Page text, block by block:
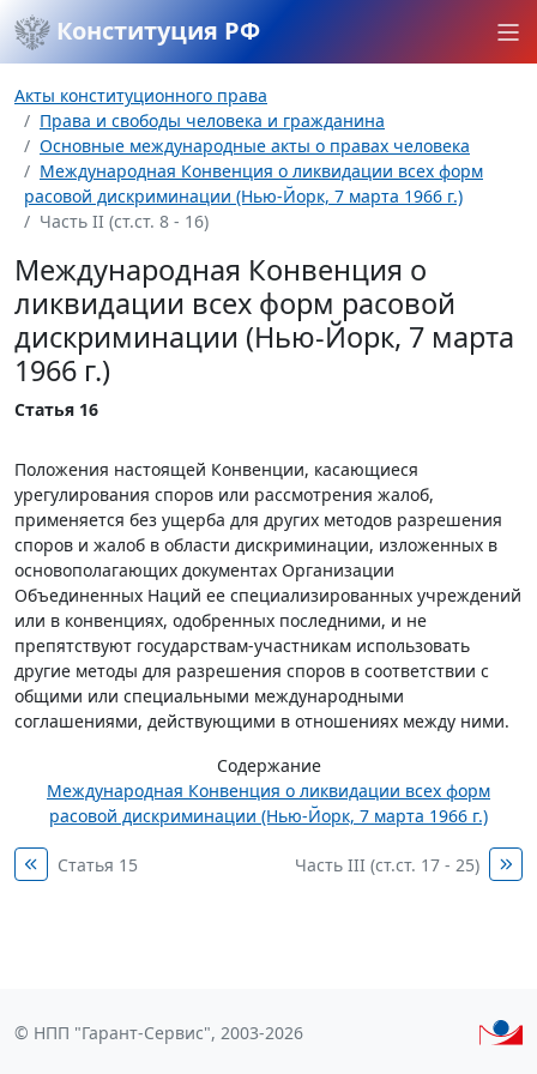
Конституция РФ
Акты конституционного права
Права и свободы человека и гражданина
Основные международные акты о правах человека
Международная Конвенция о ликвидации всех форм
расовой дискриминации (Нью-Йорк, 7 марта 1966 г.)
Часть II (ст.ст. 8 - 16)
Международная Конвенция о
ликвидации всех форм расовой
дискриминации (Нью-Йорк, 7 марта
1966 г.)
Статья 16
Положения настоящей Конвенции, касающиеся
урегулирования споров или рассмотрения жалоб,
применяется без ущерба для других методов разрешения
споров и жалоб в области дискриминации, изложенных в
основополагающих документах Организации
Объединенных Наций ее специализированных учреждений
или в конвенциях, одобренных последними, и не
препятствуют государствам-участникам использовать
другие методы для разрешения споров в соответствии с
общими или специальными международными
соглашениями, действующими в отношениях между ними.
Содержание
Международная Конвенция о ликвидации всех форм
расовой дискриминации (Нью-Йорк, 7 марта 1966 г.)
Статья 15 Часть III (ст.ст. 17 - 25)
© НПП "Гарант-Сервис", 2003-2026